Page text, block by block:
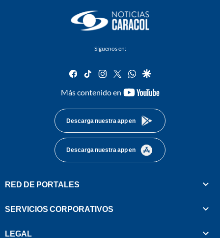
Síguenos en:
facebook
tiktok instagram
twitterwhatsapp
google
Más contenido en
youtube-
Descarga nuestra app en
Descarga nuestra app en
RED DE PORTALES
SERVICIOS CORPORATIVOS
LEGAL